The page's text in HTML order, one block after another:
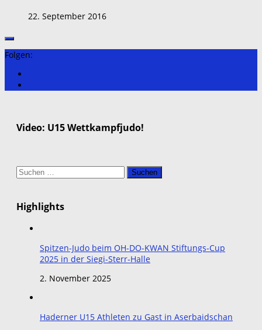
22. September 2016
Folgen:
Video: U15 Wettkampfjudo!
Suchen
nach:
Highlights
Spitzen-Judo beim OH-DO-KWAN Stiftungs-Cup
2025 in der Siegi-Sterr-Halle
2. November 2025
Haderner U15 Athleten zu Gast in Aserbaidschan